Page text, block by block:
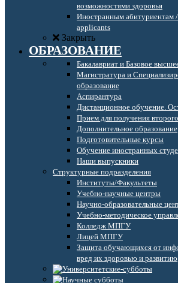
возможностями здоровья
Иностранным абитуриентам
applicants
Закрыть
ОБРАЗОВАНИЕ
Бакалавриат и Базовое
Магистратура и
образование
Аспирантура
Дистанционное обучение.
Прием для получения
Дополнительное образование
Подготовительные курсы
Обучение иностранных
Наши выпускники
Структурные подразделения
Институты/Факультеты
Учебно-научные центры
Научно-образовательные
Учебно-методическое
Колледж МПГУ
Лицей МПГУ
Защита обучающихся от
вред их здоровью и развитию